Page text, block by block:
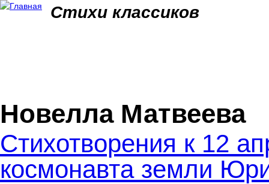
Стихи классиков
Новелла Матвеева
Стихотворения к 12
космонавта земли